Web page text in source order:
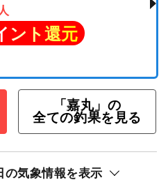
ント還元
「嘉丸」の
全ての釣果を見る
の気象情報を表示